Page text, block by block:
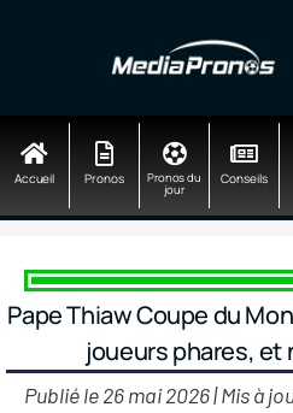
Accueil Pronos Pronos du
jour
Conseils
Pape Thiaw Coupe du
joueurs phares,
Publié le 26 mai 2026 | Mis à